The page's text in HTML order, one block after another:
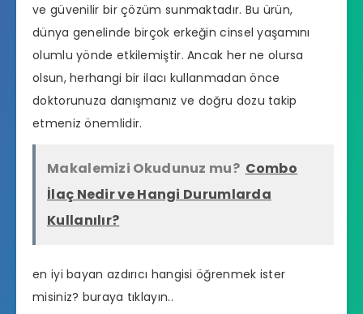
ve güvenilir bir çözüm sunmaktadır. Bu ürün,
dünya genelinde birçok erkeğin cinsel yaşamını
olumlu yönde etkilemiştir. Ancak her ne olursa
olsun, herhangi bir ilacı kullanmadan önce
doktorunuza danışmanız ve doğru dozu takip
etmeniz önemlidir.
Makalemizi Okudunuz mu? Combo
İlaç Nedir ve Hangi Durumlarda
Kullanılır?
en iyi bayan azdırıcı hangisi öğrenmek ister
misiniz? buraya tıklayın..